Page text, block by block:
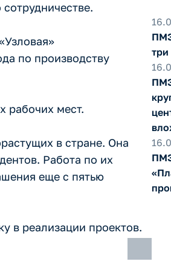
по производству
рабочих мест.
в стране. Она
Работа по их
еще с пятью
в реализации проектов.